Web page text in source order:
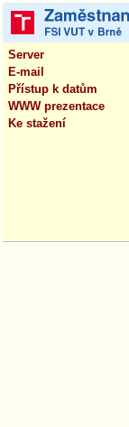
Server
E-mail
Přístup k datům
WWW prezentace
Ke stažení